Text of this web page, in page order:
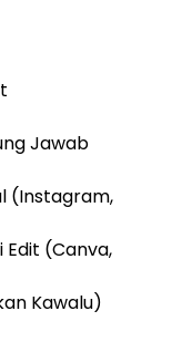
Jawab
(Instagram,
Edit (Canva,
Kawalu)